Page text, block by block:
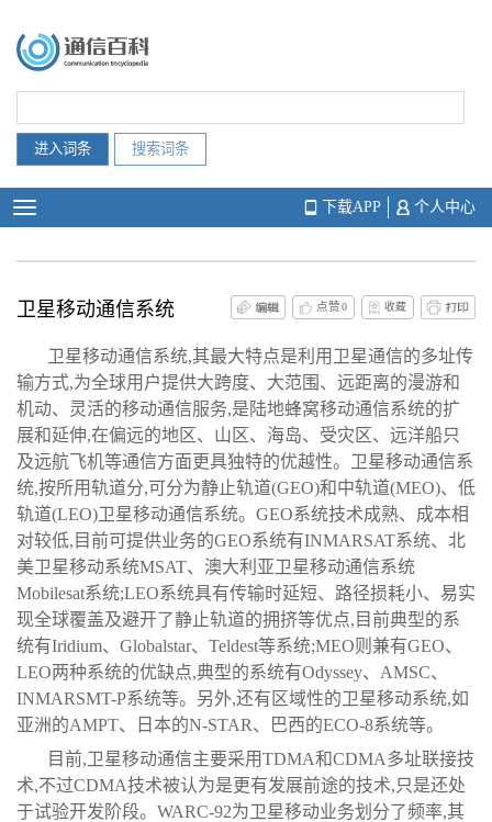
下载APP 个人中心
卫星移动通信系统 点赞 0 收藏
卫星移动通信系统,其最大特点是利用卫星通信的多址传
输方式,为全球用户提供大跨度、大范围、远距离的漫游和
机动、灵活的移动通信服务,是陆地蜂窝移动通信系统的扩
展和延伸,在偏远的地区、山区、海岛、受灾区、远洋船只
及远航飞机等通信方面更具独特的优越性。卫星移动通信系
统,按所用轨道分,可分为静止轨道(GEO)和中轨道(MEO)、低
轨道(LEO)卫星移动通信系统。GEO系统技术成熟、成本相
对较低,目前可提供业务的GEO系统有INMARSAT系统、北
美卫星移动系统MSAT、澳大利亚卫星移动通信系统
Mobilesat系统;LEO系统具有传输时延短、路径损耗小、易实
现全球覆盖及避开了静止轨道的拥挤等优点,目前典型的系
统有Iridium、Globalstar、Teldest等系统;MEO则兼有GEO、
LEO两种系统的优缺点,典型的系统有Odyssey、AMSC、
INMARSMT-P系统等。另外,还有区域性的卫星移动系统,如
亚洲的AMPT、日本的N-STAR、巴西的ECO-8系统等。
目前,卫星移动通信主要采用TDMA和CDMA多址联接技
术,不过CDMA技术被认为是更有发展前途的技术,只是还处
于试验开发阶段。WARC-92为卫星移动业务划分了频率,其